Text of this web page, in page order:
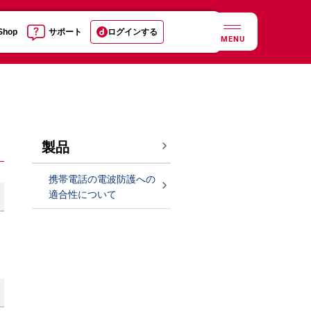
サポート ログインする
MENU
製品
携帯電話の電波防護への
適合性について